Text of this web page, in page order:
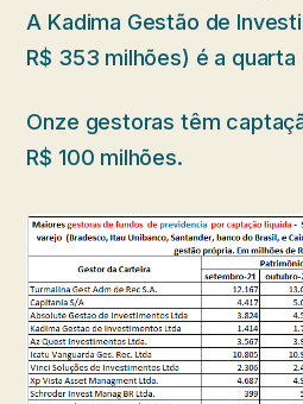
A Kadima Gestão de
R$ 353 milhões) é a quarta
Onze gestoras têm
R$ 100 milhões.